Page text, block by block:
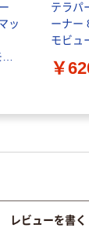
ッ
テラパ
ーナー
モビュ
￥
レビューを書く